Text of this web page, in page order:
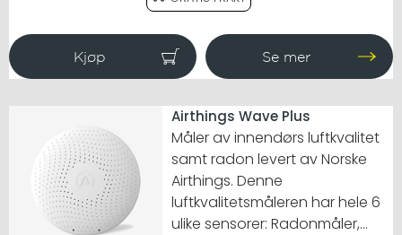
Airthings Wave Plus
Måler av innendørs luftkvalitet
samt radon levert av Norske
Airthings. Denne
luftkvalitetsmåleren har hele 6
ulike sensorer: Radonmåler,